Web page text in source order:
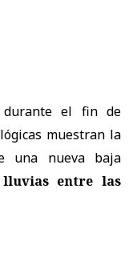
durante el fin de
muestran la
una nueva baja
entre las